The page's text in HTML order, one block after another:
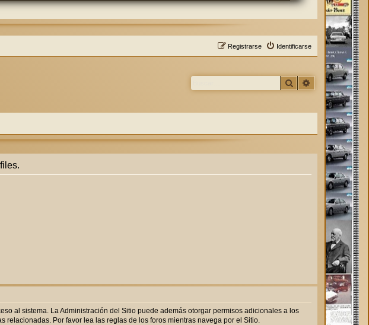
Identificarse
Registrarse
Buscar Búsqueda
al sistema. La Administración del Sitio puede además otorgar permisos adicionales a los
Por favor lea las reglas de los foros mientras navega por el Sitio.